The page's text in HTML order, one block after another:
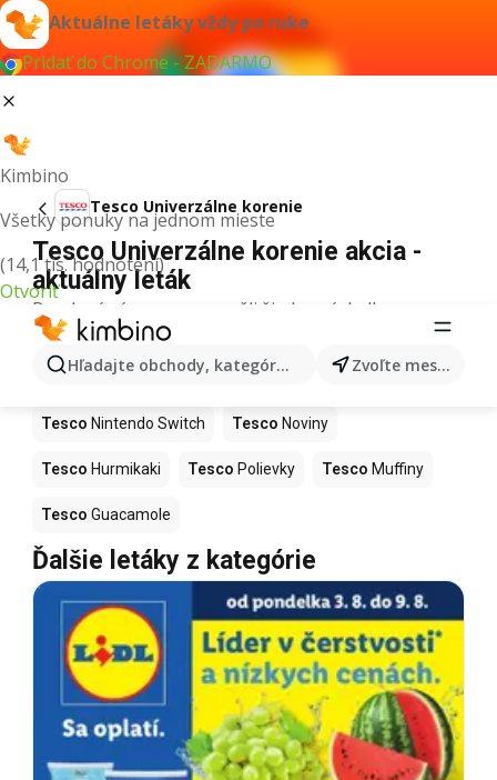
Aktuálne letáky vždy po ruke
Pridať do Chrome - ZADARMO
Kimbino
Všetky ponuky na jednom mieste
(14,1 tis. hodnotení)
Otvoriť
Hľadajte obchody, kategórie, produkty... Zvoľte mesto
Tesco Univerzálne korenie
Tesco Univerzálne korenie akcia -
aktuálny leták
Pre daný výraz sme nenašli žiadne výsledky.
Ďalšie produkty v obchodoch Tesco
Tesco Kapor Tesco Ashwagandha
Tesco Nintendo Switch Tesco Noviny
Tesco Hurmikaki Tesco Polievky Tesco Muffiny
Tesco Guacamole
Ďalšie letáky z kategórie